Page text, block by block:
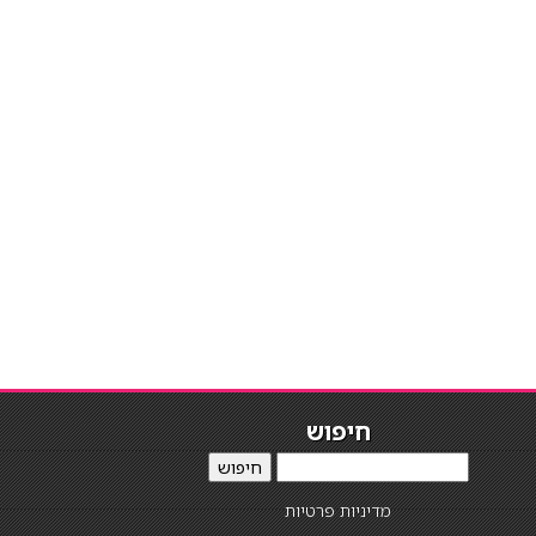
חיפוש
חיפוש
מדיניות פרטיות